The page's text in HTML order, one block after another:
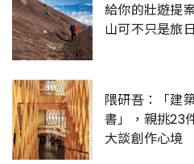
給你的壯遊提
山可不只是旅
隈研吾：「建
書」，親挑23
大談創作心境